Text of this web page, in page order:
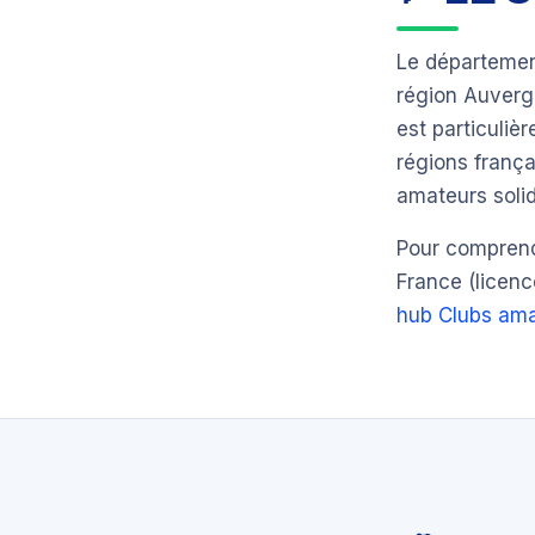
Le
région
est
régions
amateurs
Pour
France
hub Clubs